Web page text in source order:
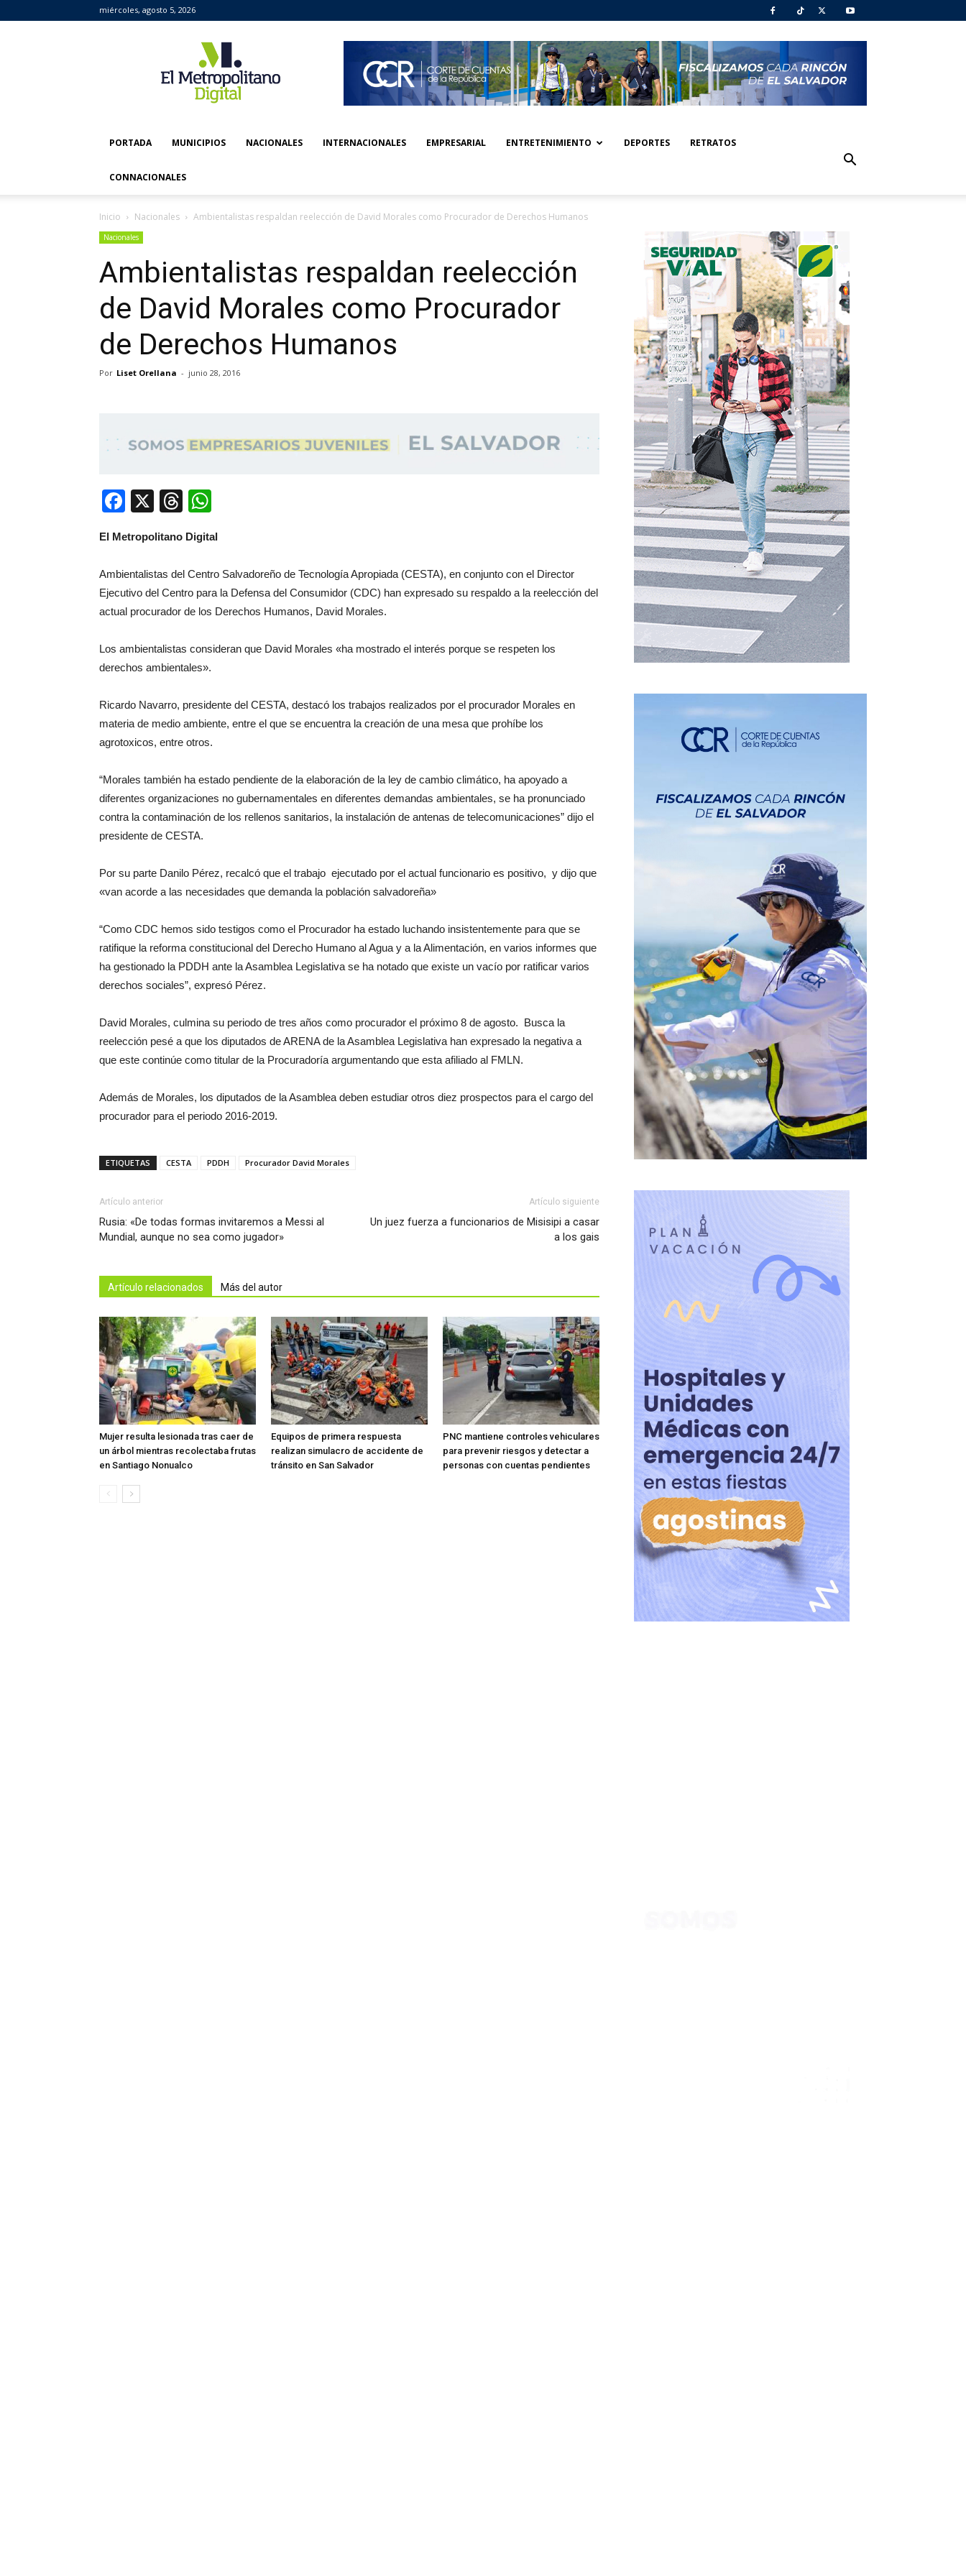
miércoles, agosto 5, 2026
Metropolitano
Digital
PORTADA MUNICIPIOS NACIONALES INTERNACIONALES EMPRESARIAL ENTRETENIMIENTO DEPORTES RETRATOS
CONNACIONALES
Inicio Nacionales Ambientalistas respaldan reelección de David Morales como Procurador de Derechos Humanos
Nacionales
Ambientalistas respaldan reelección
de David Morales como Procurador
de Derechos Humanos
Por Liset Orellana - junio 28, 2016
Facebook
X Threads
El Metropolitano Digital
Ambientalistas del Centro Salvadoreño de Tecnología Apropiada (CESTA), en conjunto con el Director
Ejecutivo del Centro para la Defensa del Consumidor (CDC) han expresado su respaldo a la reelección del
actual procurador de los Derechos Humanos, David Morales.
Los ambientalistas consideran que David Morales «ha mostrado el interés porque se respeten los
derechos ambientales».
Ricardo Navarro, presidente del CESTA, destacó los trabajos realizados por el procurador Morales en
materia de medio ambiente, entre el que se encuentra la creación de una mesa que prohíbe los
agrotoxicos, entre otros.
“Morales también ha estado pendiente de la elaboración de la ley de cambio climático, ha apoyado a
diferentes organizaciones no gubernamentales en diferentes demandas ambientales, se ha pronunciado
contra la contaminación de los rellenos sanitarios, la instalación de antenas de telecomunicaciones” dijo el
presidente de CESTA.
Por su parte Danilo Pérez, recalcó que el trabajo ejecutado por el actual funcionario es positivo, y dijo que
«van acorde a las necesidades que demanda la población salvadoreña»
“Como CDC hemos sido testigos como el Procurador ha estado luchando insistentemente para que se
ratifique la reforma constitucional del Derecho Humano al Agua y a la Alimentación, en varios informes que
ha gestionado la PDDH ante la Asamblea Legislativa se ha notado que existe un vacío por ratificar varios
derechos sociales”, expresó Pérez.
David Morales, culmina su periodo de tres años como procurador el próximo 8 de agosto. Busca la
reelección pesé a que los diputados de ARENA de la Asamblea Legislativa han expresado la negativa a
que este continúe como titular de la Procuradoría argumentando que esta afiliado al FMLN.
Además de Morales, los diputados de la Asamblea deben estudiar otros diez prospectos para el cargo del
procurador para el periodo 2016-2019.
ETIQUETAS CESTA PDDH Procurador David Morales
Artículo anterior
Rusia: «De todas formas invitaremos a Messi al
Mundial, aunque no sea como jugador»
Artículo siguiente
Un juez fuerza a funcionarios de Misisipi a casar
a los gais
Artículo relacionados Más del autor
Mujer resulta lesionada tras caer de
un árbol mientras recolectaba frutas
en Santiago Nonualco
Equipos de primera respuesta
realizan simulacro de accidente de
tránsito en San Salvador
PNC mantiene controles vehiculares
para prevenir riesgos y detectar a
personas con cuentas pendientes